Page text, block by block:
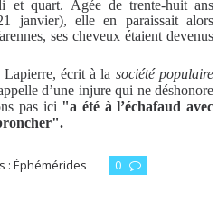
et quart. Âgée de trente-huit ans
elle en paraissait alors
ses cheveux étaient devenus
écrit à la société populaire
d’une injure qui ne déshonore
pas ici "a été à l’échafaud avec
:Éphémérides 0